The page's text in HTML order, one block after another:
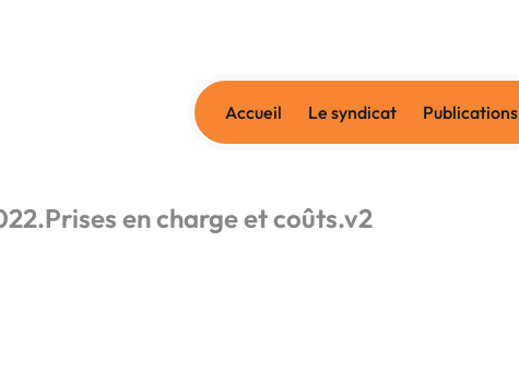
Accueil Le syndicat Publications
en charge et coûts.v2